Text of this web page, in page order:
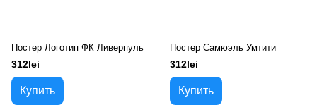
Постер Логотип ФК Ливерпуль
312lei
Купить
Постер Самюэль Умтити
312lei
Купить